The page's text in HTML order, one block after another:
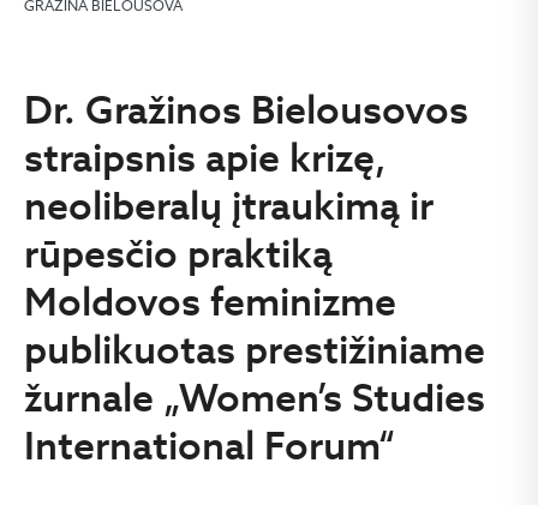
GRAŽINA BIELOUSOVA
Dr. Gražinos Bielousovos
straipsnis apie krizę,
neoliberalų įtraukimą ir
rūpesčio praktiką
Moldovos feminizme
publikuotas prestižiniame
žurnale „Women’s Studies
International Forum“